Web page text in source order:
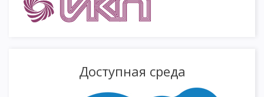
Доступная среда